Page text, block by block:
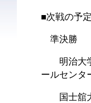
■次戦の予
準決勝
明治大学
ールセンタ
国士舘大